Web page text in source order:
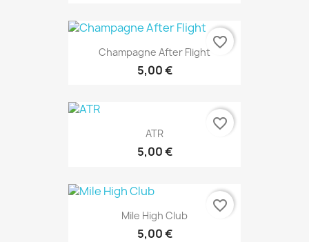
Champagne After Flight
5,00 €
favorite_border
ATR
5,00 €
favorite_border
Mile High Club
5,00 €
favorite_border